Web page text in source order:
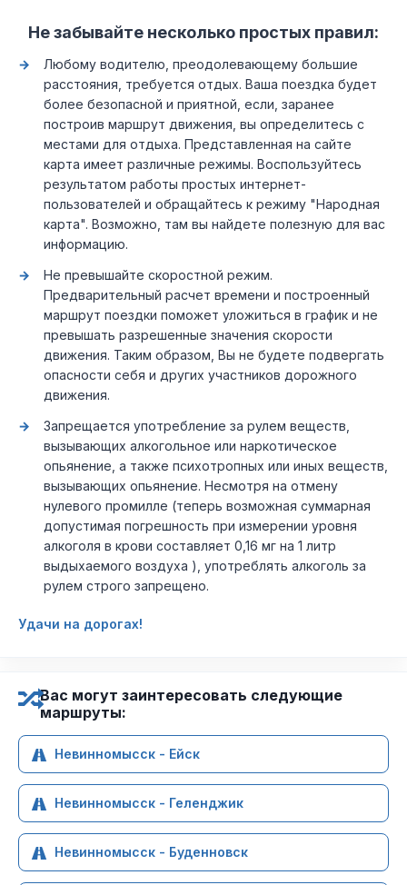
Не забывайте несколько простых правил:
Любому водителю, преодолевающему большие
расстояния, требуется отдых. Ваша поездка будет
более безопасной и приятной, если, заранее
построив маршрут движения, вы определитесь с
местами для отдыха. Представленная на сайте
карта имеет различные режимы. Воспользуйтесь
результатом работы простых интернет-
пользователей и обращайтесь к режиму "Народная
карта". Возможно, там вы найдете полезную для вас
информацию.
Не превышайте скоростной режим.
Предварительный расчет времени и построенный
маршрут поездки поможет уложиться в график и не
превышать разрешенные значения скорости
движения. Таким образом, Вы не будете подвергать
опасности себя и других участников дорожного
движения.
Запрещается употребление за рулем веществ,
вызывающих алкогольное или наркотическое
опьянение, а также психотропных или иных веществ,
вызывающих опьянение. Несмотря на отмену
нулевого промилле (теперь возможная суммарная
допустимая погрешность при измерении уровня
алкоголя в крови составляет 0,16 мг на 1 литр
выдыхаемого воздуха ), употреблять алкоголь за
рулем строго запрещено.
Удачи на дорогах!
Вас могут заинтересовать следующие
маршруты:
Невинномысск - Ейск
Невинномысск - Геленджик
Невинномысск - Буденновск